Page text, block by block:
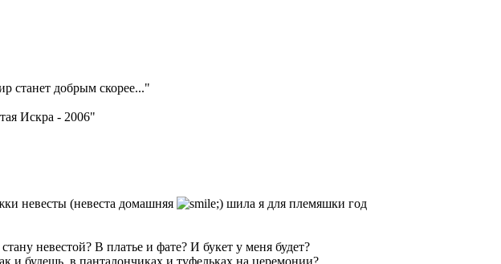
станет добрым скорее..."
Искра - 2006"
невесты (невеста домашняя
шила я для племяшки год
невестой? В платье и фате? И букет у меня будет?
и будешь, в панталончиках и туфельках на церемонии?